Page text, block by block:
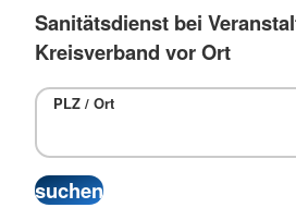
Sanitätsdienst bei
Kreisverband vor Ort
PLZ / Ort